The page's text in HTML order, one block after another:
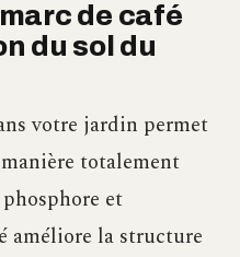
de café
du sol du
votre jardin permet
totalement
et
améliore la structure